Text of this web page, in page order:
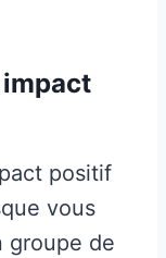
positif
vous
groupe de